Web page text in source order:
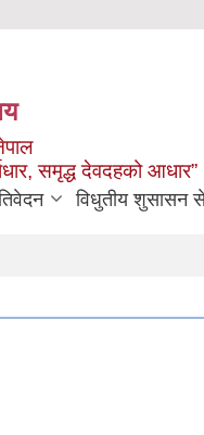
समृद्ध देवदहको आधार”
विधुतीय शुसासन